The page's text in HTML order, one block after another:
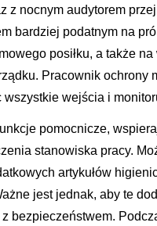
z nocnym audytorem
bardziej podatnym na
posiłku, a także
Pracownik
wejścia i
pomocnicze,
stanowiska pracy.
artykułów
jest jednak, aby te
bezpieczeństwem.